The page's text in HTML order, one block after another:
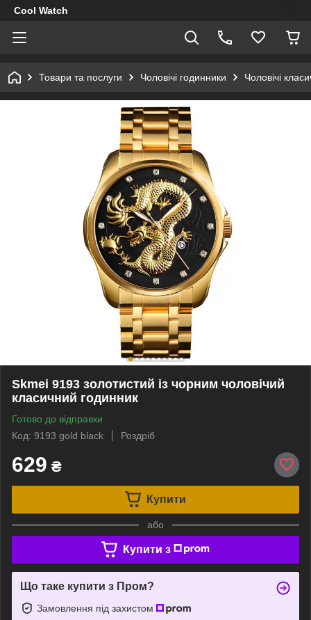
Cool Watch
Товари та послуги Чоловічі годинники Чоловічі
Skmei 9193 золотистий із чорним чоловічий
класичний годинник
Готово до відправки
Код: 9193 gold black
Роздріб
629 ₴
Купити
або
Купити з
Що таке купити з Пром?
Замовлення під захистом